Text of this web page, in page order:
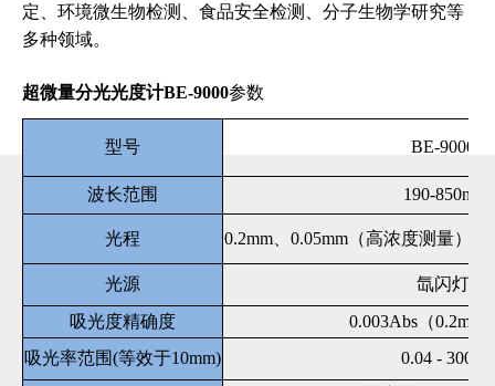
定、环境微生物检测、食品安全检测、分子生物学研究等
多种领域。
超微量分光光度计BE-9000参数
型号 BE-9000
波长范围 190-850nm
光程 0.2mm、0.05mm（高浓度测量）
光源
氙闪灯
吸光度精确度
0.003Abs（0.2mm
吸光率范围(等效于10mm)
0.04 - 300A